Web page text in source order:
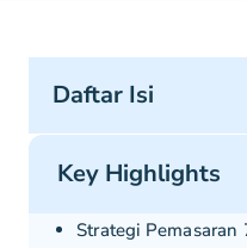
Key Highlights
Strategi
Daftar Isi